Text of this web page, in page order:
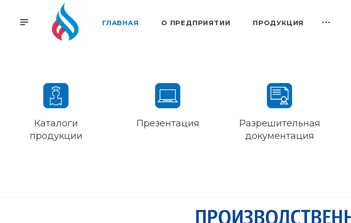
ГЛАВНАЯ О ПРЕДПРИЯТИИ ПРОДУКЦИЯ
Каталоги
продукции
Презентация
Разрешительная
документация